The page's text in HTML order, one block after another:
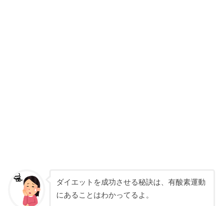
ダイエットを成功させる秘訣は、有酸素運動
にあることはわかってるよ。